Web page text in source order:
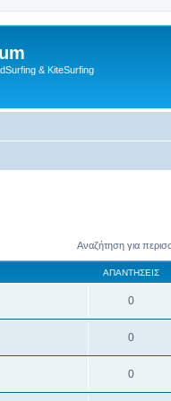
& KiteSurfing
Αναζήτηση για
ΑΠΑΝΤΉΣΕΙΣ
0
0
0